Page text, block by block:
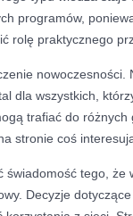
programów,
rolę praktycznego
nowoczesności.
dla wszystkich,
trafiać do różnych
stronie coś
tego, że
Decyzje